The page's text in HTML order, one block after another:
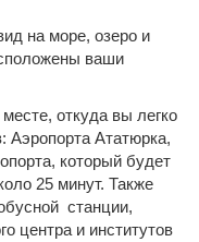
на море, озеро и
ваши
откуда вы легко
Аэропорта Ататюрка,
который будет
25 минут. Также
станции,
центра и институтов